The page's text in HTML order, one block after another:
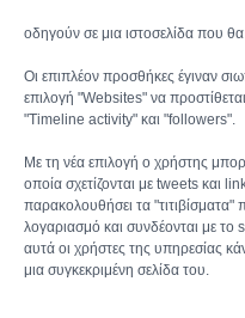
οδηγούν σε μια ιστοσελίδα που θα
Οι επιπλέον προσθήκες έγιναν
επιλογή "Websites" να
"Τimeline activity" και "followers".
Mε τη νέα επιλογή ο χρήστης
οποία σχετίζονται με tweets και
παρακολουθήσει τα
λογαριασμό και συνδέονται με
αυτά οι χρήστες της υπηρεσίας
μια συγκεκριμένη σελίδα του.